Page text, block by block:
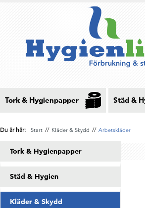
Tork & Hygienpapper Städ &
Du är här: Start // Kläder & Skydd // Arbetskläder
Tork & Hygienpapper
Städ & Hygien
Kläder & Skydd